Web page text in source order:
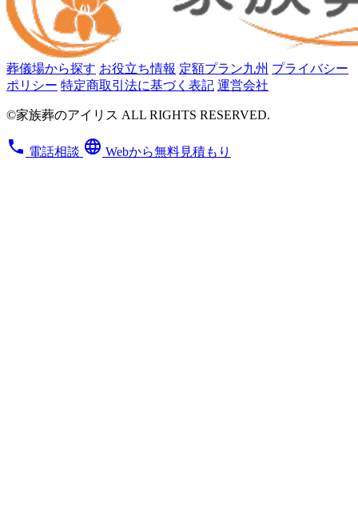
葬儀場から探す お役立ち情報 定額プラン九州 プライバシー
ポリシー 特定商取引法に基づく表記 運営会社
©家族葬のアイリス ALL RIGHTS RESERVED.
phone 電話相談 language Webから無料見積もり